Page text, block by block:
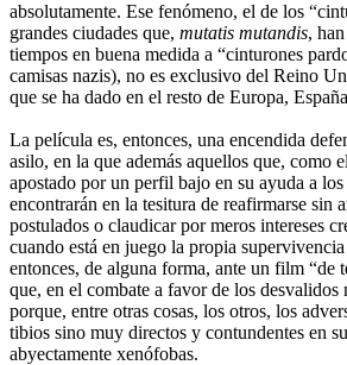
absolutamente. Ese fenómeno, el de los
grandes ciudades que, mutatis mutandis,
tiempos en buena medida a “cinturones
camisas nazis), no es exclusivo del Reino
que se ha dado en el resto de Europa,
La película es, entonces, una encendida
asilo, en la que además aquellos que, como
apostado por un perfil bajo en su ayuda a los
encontrarán en la tesitura de reafirmarse sin
postulados o claudicar por meros intereses
cuando está en juego la propia
entonces, de alguna forma, ante un film “de
que, en el combate a favor de los desvalidos
porque, entre otras cosas, los otros, los
tibios sino muy directos y contundentes en
abyectamente xenófobas.